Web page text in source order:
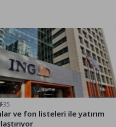
35
ve fon listeleri ile yatırım